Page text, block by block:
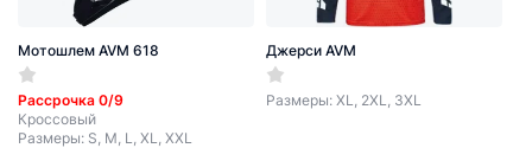
Мотошлем AVM 618
Рассрочка 0/9
Кроссовый
Размеры: S, M, L, XL, XXL
Джерси AVM
Размеры: XL, 2XL, 3XL